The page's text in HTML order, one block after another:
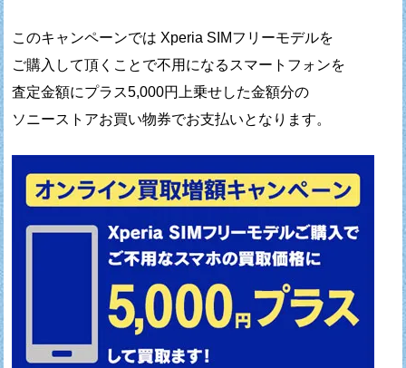
このキャンペーンでは Xperia SIMフリーモデルを
ご購入して頂くことで不用になるスマートフォンを
査定金額にプラス5,000円上乗せした金額分の
ソニーストアお買い物券でお支払いとなります。